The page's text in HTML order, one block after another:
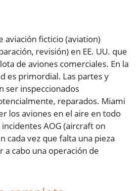
aviación ficticio (aviation)
revisión) en EE. UU. que
de aviones comerciales. En la
es primordial. Las partes y
ser inspeccionados
reparados. Miami
los aviones en el aire en todo
AOG (aircraft on
cada vez que falta una pieza
a cabo una operación de